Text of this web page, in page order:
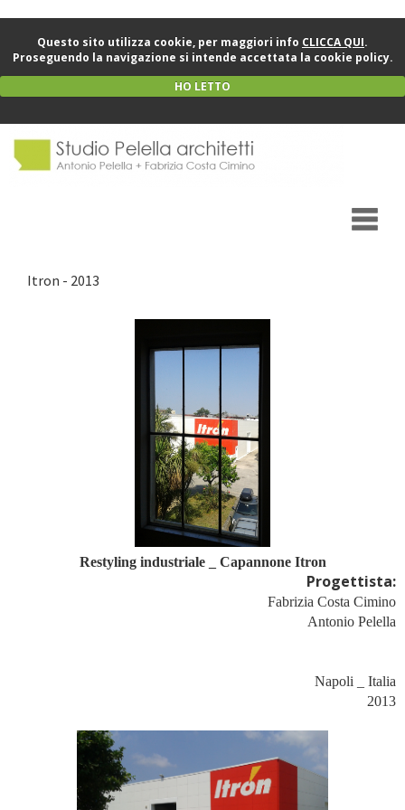
Questo sito utilizza cookie, per maggiori info CLICCA QUI.
Proseguendo la navigazione si intende accettata la cookie policy.
HO LETTO
Itron - 2013
Restyling industriale _ Capannone Itron
Progettista:
Fabrizia Costa Cimino
Antonio Pelella
Napoli _ Italia
2013